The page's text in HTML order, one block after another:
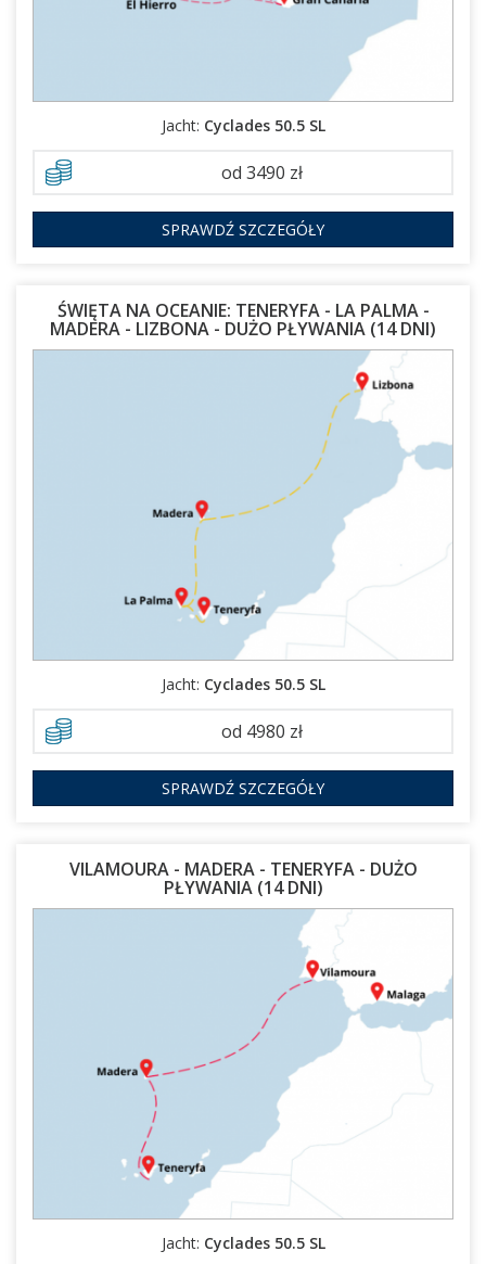
Jacht: Cyclades 50.5 SL
od 3490 zł
SPRAWDŹ SZCZEGÓŁY
ŚWIĘTA NA OCEANIE: TENERYFA - LA PALMA -
MADERA - LIZBONA - DUŻO PŁYWANIA (14 DNI)
27.03.2027 - 10.04.2027
Jacht: Cyclades 50.5 SL
od 4980 zł
SPRAWDŹ SZCZEGÓŁY
VILAMOURA - MADERA - TENERYFA - DUŻO
PŁYWANIA (14 DNI)
22.12.2026 - 05.01.2027
Jacht: Cyclades 50.5 SL